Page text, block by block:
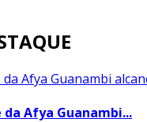
da Afya Guanambi...